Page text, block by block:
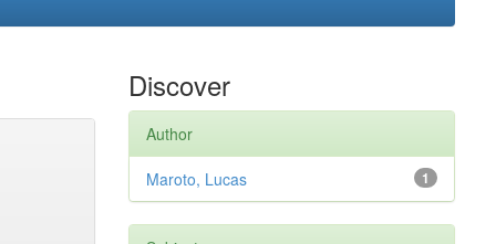
Discover
Author
1
Maroto, Lucas